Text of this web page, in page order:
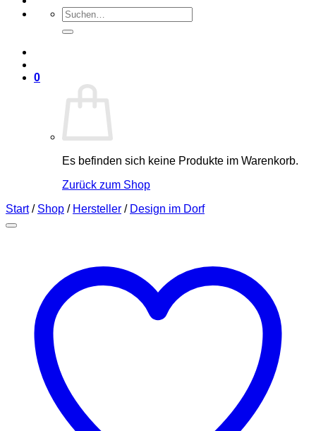
Suche
nach:
0
Es befinden sich keine Produkte im Warenkorb.
Zurück zum Shop
Start / Shop / Hersteller / Design im Dorf